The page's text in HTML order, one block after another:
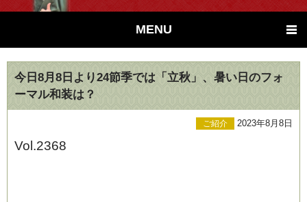
MENU
今日8月8日より24節季では「立秋」、暑い日のフォ
ーマル和装は？
ご紹介 2023年8月8日
Vol.2368